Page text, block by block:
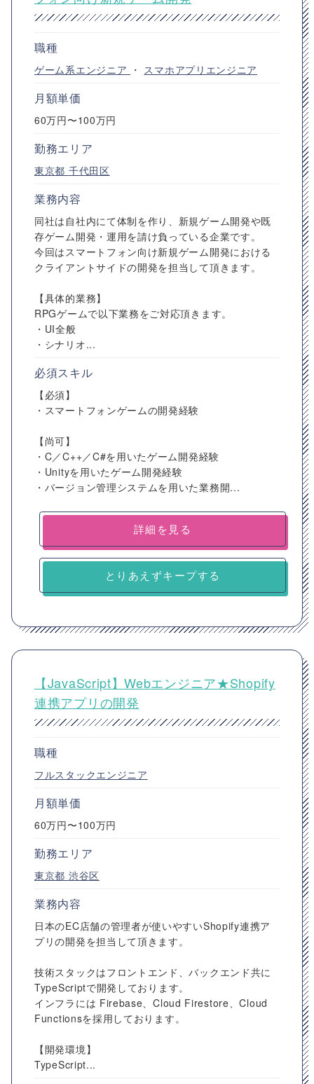
職種
ゲーム系エンジニア ・ スマホアプリエンジニア
月額単価
60万円〜100万円
勤務エリア
東京都 千代田区
業務内容
同社は自社内にて体制を作り、新規ゲーム開発や既
存ゲーム開発・運用を請け負っている企業です。
今回はスマートフォン向け新規ゲーム開発における
クライアントサイドの開発を担当して頂きます。
【具体的業務】
RPGゲームで以下業務をご対応頂きます。
・UI全般
・シナリオ...
必須スキル
【必須】
・スマートフォンゲームの開発経験
【尚可】
・C／C++／C#を用いたゲーム開発経験
・Unityを用いたゲーム開発経験
・バージョン管理システムを用いた業務開...
詳細を見る
とりあえずキープする
【JavaScript】Webエンジニア★Shopify
連携アプリの開発
職種
フルスタックエンジニア
月額単価
60万円〜100万円
勤務エリア
東京都 渋谷区
業務内容
日本のEC店舗の管理者が使いやすいShopify連携ア
プリの開発を担当して頂きます。
技術スタックはフロントエンド、バックエンド共に
TypeScriptで開発しております。
インフラには Firebase、Cloud Firestore、Cloud
Functionsを採用しております。
【開発環境】
TypeScript...